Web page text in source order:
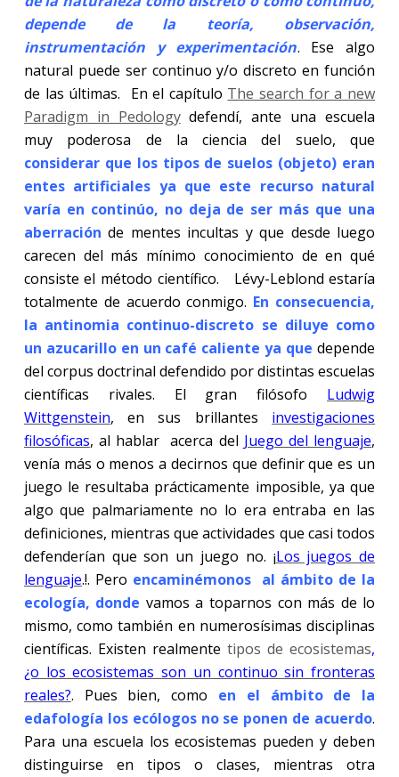
depende de la teoría, observación,
instrumentación y experimentación. Ese algo
natural puede ser continuo y/o discreto en función
de las últimas. En el capítulo The search for a new
Paradigm in Pedologydefendí, ante una escuela
muy poderosa de la ciencia del suelo, que
considerar que los tipos de suelos (objeto) eran
entes artificiales ya que este recurso natural
varía en continúo, no deja de ser más que una
aberración de mentes incultas y que desde luego
carecen del más mínimo conocimiento de en qué
consiste el método científico. Lévy-Leblond estaría
totalmente de acuerdo conmigo. En consecuencia,
la antinomia continuo-discreto se diluye como
un azucarillo en un café caliente ya que depende
del corpus doctrinal defendido por distintas escuelas
científicas rivales. El gran filósofo Ludwig
Wittgenstein, en sus brillantes investigaciones
filosóficas, al hablar acerca del Juego del lenguaje,
venía más o menos a decirnos que definir que es un
juego le resultaba prácticamente imposible, ya que
algo que palmariamente no lo era entraba en las
definiciones, mientras que actividades que casi todos
defenderían que son un juego no. ¡Los juegos de
lenguaje.!. Pero encaminémonos al ámbito de la
ecología, donde vamos a toparnos con más de lo
mismo, como también en numerosísimas disciplinas
científicas. Existen realmentetipos de ecosistemas,
¿o los ecosistemas son un continuo sin fronteras
reales?. Pues bien, como en el ámbito de la
edafología los ecólogos no se ponen de acuerdo.
Para una escuela los ecosistemas pueden y deben
distinguirse en tipos o clases, mientras otra